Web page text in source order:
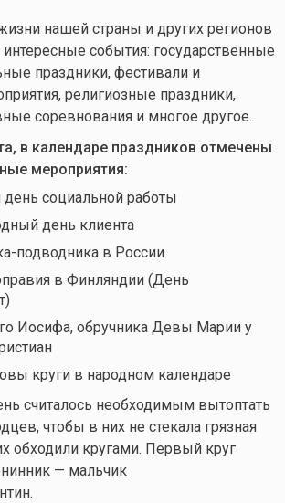
нашей страны и других регионов
события: государственные
праздники, фестивали и
религиозные праздники,
соревнования и многое другое.
в календаре праздников отмечены
мероприятия:
социальной работы
день клиента
подводника в России
в Финляндии (День
Иосифа, обручника Девы Марии у
круги в народном календаре
считалось необходимым вытоптать
чтобы в них не стекала грязная
обходили кругами. Первый круг
— мальчик